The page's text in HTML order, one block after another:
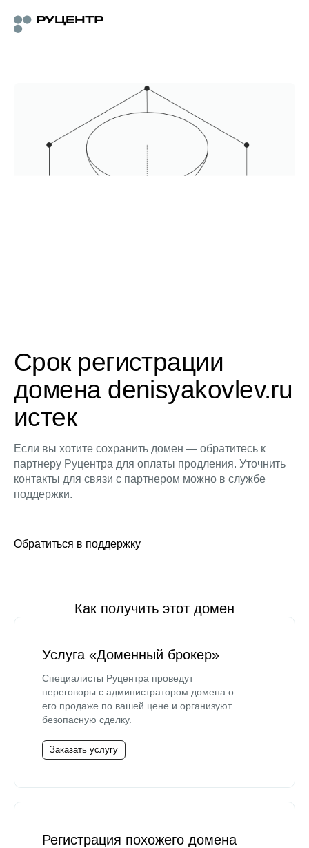
Срок регистрации
домена denisyakovlev.ru
истек
Если вы хотите сохранить домен — обратитесь к
партнеру Руцентра для оплаты продления. Уточнить
контакты для связи с партнером можно в службе
поддержки.
Обратиться в поддержку
Как получить этот домен
Услуга «Доменный брокер»
Специалисты Руцентра проведут
переговоры с администратором домена о
его продаже по вашей цене и организуют
безопасную сделку.
Заказать услугу
Регистрация похожего домена